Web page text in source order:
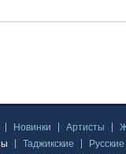
Новинки Артисты
Таджикские
Русские